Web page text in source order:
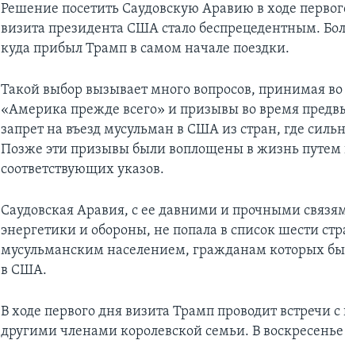
Решение посетить Саудовскую Аравию в ходе
визита президента США стало беспрецедентным.
куда прибыл Трамп в самом начале поездки.
Такой выбор вызывает много вопросов, принимая
«Америка прежде всего» и призывы во время
запрет на въезд мусульман в США из стран, где
Позже эти призывы были воплощены в жизнь путем
соответствующих указов.
Саудовская Аравия, с ее давними и прочными
энергетики и обороны, не попала в список шести
мусульманским населением, гражданам которых
в США.
В ходе первого дня визита Трамп проводит встречи
другими членами королевской семьи. В